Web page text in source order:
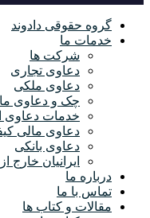
گروه حقوقی دادوند
خدمات ما
شرکت ها
دعاوی تجاری
دعاوی ملکی
چک و دعاوی
خدمات دعاوی
دعاوی مالی
دعاوی بانکی
ایرانیان خارج
درباره ما
تماس با ما
مقالات و کتاب ها